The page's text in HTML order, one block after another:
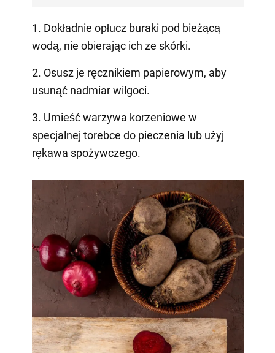
1. Dokładnie opłucz buraki pod bieżącą
wodą, nie obierając ich ze skórki.
2. Osusz je ręcznikiem papierowym, aby
usunąć nadmiar wilgoci.
3. Umieść warzywa korzeniowe w
specjalnej torebce do pieczenia lub użyj
rękawa spożywczego.